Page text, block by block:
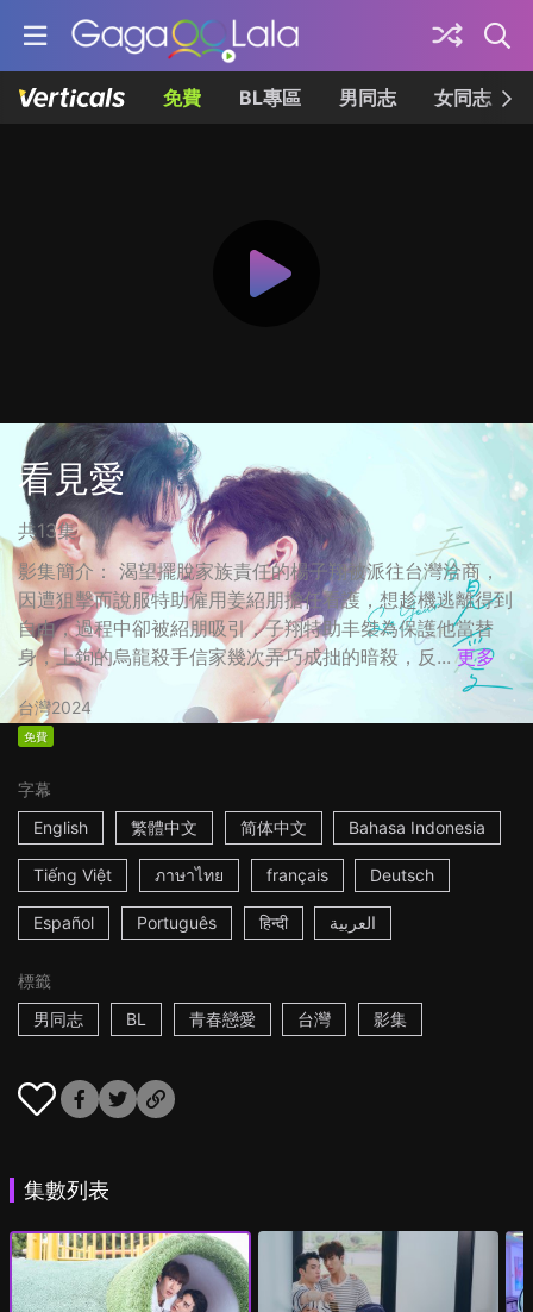
免費 BL專區 男同志 女同志
看見愛
共13集
影集簡介： 渴望擺脫家族責任的楊子翔被派往台灣洽商，
因遭狙擊而說服特助僱用姜紹朋擔任看護，想趁機逃離得到
自由，過程中卻被紹朋吸引，子翔特助丰桀為保護他當替
身，上鉤的烏龍殺手信家幾次弄巧成拙的暗殺，反... 更多
台灣2024
免費
字幕
English
繁體中文 简体中文 Bahasa Indonesia
Tiếng Việt ภาษาไทย français Deutsch
Español Português हिन्दी العربية
標籤
男同志
BL 青春戀愛 台灣 影集
集數列表